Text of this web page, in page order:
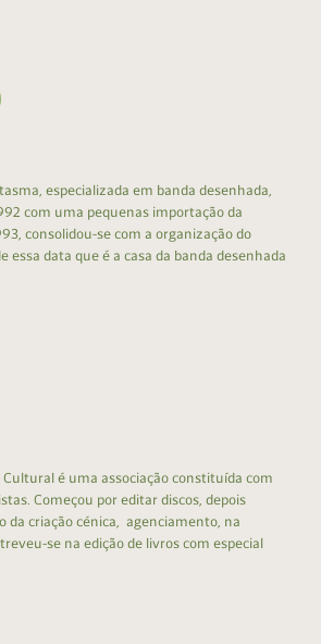
especializada em banda desenhada,
com uma pequenas importação da
consolidou-se com a organização do
essa data que é a casa da banda desenhada
Cultural é uma associação constituída com
Começou por editar discos, depois
da criação cénica, agenciamento, na
se na edição de livros com especial